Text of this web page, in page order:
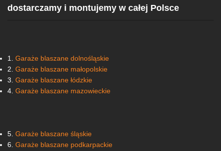
dostarczamy i montujemy w całej Polsce
1. Garaże blaszane dolnośląskie
2. Garaże blaszane małopolskie
3. Garaże blaszane łódzkie
4. Garaże blaszane mazowieckie
5. Garaże blaszane śląskie
6. Garaże blaszane podkarpackie